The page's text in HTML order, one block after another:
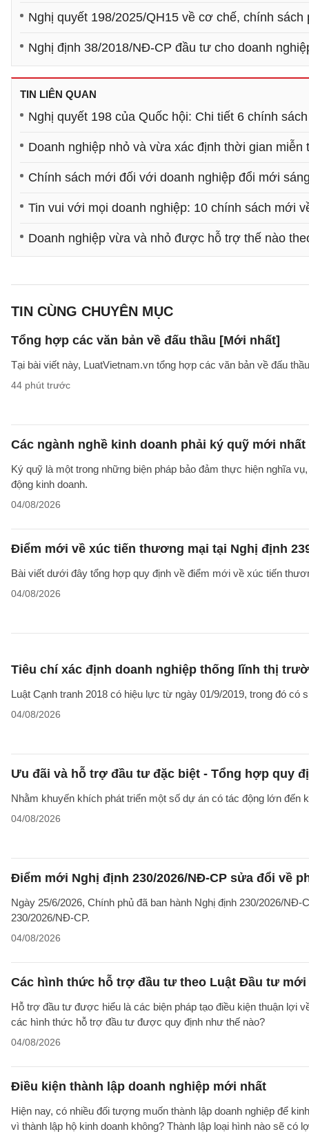
Nghị quyết 198/2025/QH15 về cơ chế, chính
Nghị định 38/2018/NĐ-CP đầu tư cho doanh
TIN LIÊN QUAN
Nghị quyết 198 của Quốc hội: Chi tiết 6 chính
Doanh nghiệp nhỏ và vừa xác định thời gian
​Chính sách mới đối với doanh nghiệp đổi mới
Tin vui với mọi doanh nghiệp: 10 chính sách mới
Doanh nghiệp vừa và nhỏ được hỗ trợ thế nào
TIN CÙNG CHUYÊN MỤC
Tổng hợp các văn bản về đấu thầu [Mới nhất]
Tại bài viết này, LuatVietnam.vn tổng hợp các văn bản về đấu
44 phút trước
Các ngành nghề kinh doanh phải ký quỹ mới nhất
Ký quỹ là một trong những biện pháp bảo đảm thực hiện nghĩa
động kinh doanh.
04/08/2026
Điểm mới về xúc tiến thương mại tại Nghị định
Bài viết dưới đây tổng hợp quy định về điểm mới về xúc tiến
04/08/2026
Tiêu chí xác định doanh nghiệp thống lĩnh thị
Luật Cạnh tranh 2018 có hiệu lực từ ngày 01/9/2019, trong đó
04/08/2026
Ưu đãi và hỗ trợ đầu tư đặc biệt - Tổng hợp quy
Nhằm khuyến khích phát triển một số dự án có tác động lớn đến
04/08/2026
Điểm mới Nghị định 230/2026/NĐ-CP sửa đổi về
Ngày 25/6/2026, Chính phủ đã ban hành Nghị định 230/2026/
230/2026/NĐ-CP.
04/08/2026
Các hình thức hỗ trợ đầu tư theo Luật Đầu tư mới
Hỗ trợ đầu tư được hiểu là các biện pháp tạo điều kiện thuận lợi
các hình thức hỗ trợ đầu tư được quy định như thế nào?
04/08/2026
Điều kiện thành lập doanh nghiệp mới nhất
Hiện nay, có nhiều đối tượng muốn thành lập doanh nghiệp để
vì thành lập hộ kinh doanh không? Thành lập loại hình nào sẽ có